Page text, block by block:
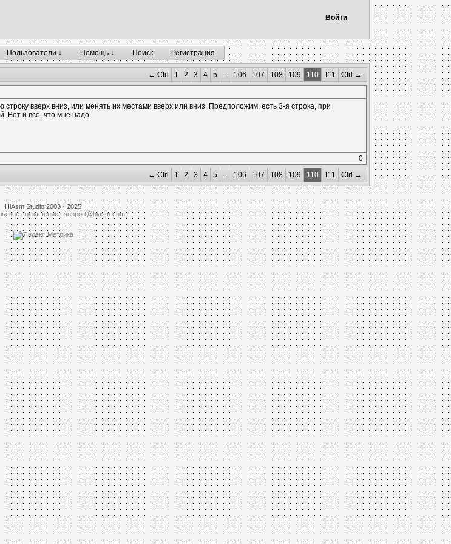
Войти
Пользователи ↓ Помощь ↓ Поиск Регистрация
← Ctrl 1 2 3 4 5 ... 106 107 108 109 110 111 Ctrl →
вверх вниз, или менять их местами вверх или вниз. Предположим, есть 3-я строка, при
Вот и все, что мне надо.
0
← Ctrl 1 2 3 4 5 ... 106 107 108 109 110 111 Ctrl →
HiAsm Studio 2003 - 2025
соглашение| support@hiasm.com